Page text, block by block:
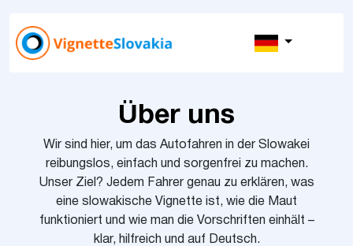
Über uns
Wir sind hier, um das Autofahren in der Slowakei
reibungslos, einfach und sorgenfrei zu machen.
Unser Ziel? Jedem Fahrer genau zu erklären, was
eine slowakische Vignette ist, wie die Maut
funktioniert und wie man die Vorschriften einhält –
klar, hilfreich und auf Deutsch.